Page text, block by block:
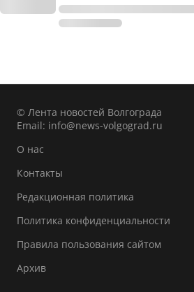
© Лента новостей Волгограда
Email: info@news-volgograd.ru
О нас
Контакты
Редакционная политика
Политика конфиденциальности
Правила пользования сайтом
Архив